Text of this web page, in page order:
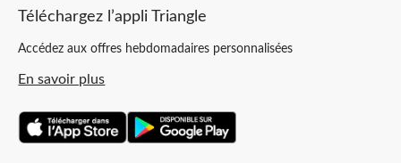
Téléchargez l’appli Triangle
Accédez aux offres hebdomadaires personnalisées
En savoir plus